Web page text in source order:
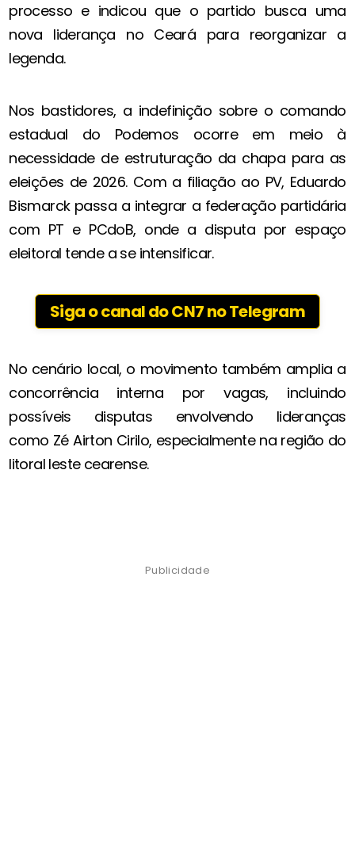
processo e indicou que o partido busca uma
nova liderança no Ceará para reorganizar a
legenda.
Nos bastidores, a indefinição sobre o comando
estadual do Podemos ocorre em meio à
necessidade de estruturação da chapa para as
eleições de 2026. Com a filiação ao PV, Eduardo
Bismarck passa a integrar a federação partidária
com PT e PCdoB, onde a disputa por espaço
eleitoral tende a se intensificar.
Siga o canal do CN7 no Telegram
No cenário local, o movimento também amplia a
concorrência interna por vagas, incluindo
possíveis disputas envolvendo lideranças
como Zé Airton Cirilo, especialmente na região do
litoral leste cearense.
Publicidade